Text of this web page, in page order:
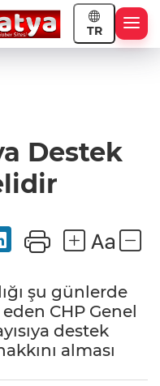
TR
Destek
şu günlerde
CHP Genel
destek
alması